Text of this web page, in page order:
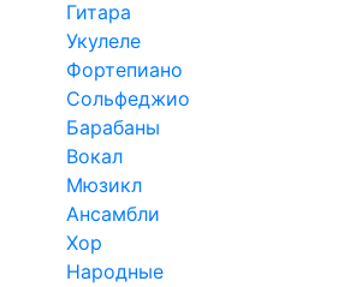
Гитара
Укулеле
Фортепиано
Сольфеджио
Барабаны
Вокал
Мюзикл
Ансамбли
Хор
Народные